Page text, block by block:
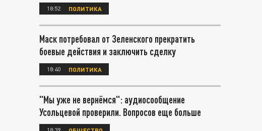
18:52 ПОЛИТИКА
Маск потребовал от Зеленского прекратить
боевые действия и заключить сделку
18:40 ПОЛИТИКА
"Мы уже не вернёмся": аудиосообщение
Усольцевой проверили. Вопросов еще больше